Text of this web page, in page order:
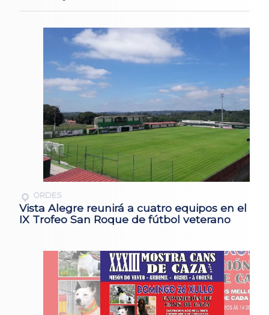
ORDES
Vista Alegre reunirá a cuatro equipos en el
IX Trofeo San Roque de fútbol veterano